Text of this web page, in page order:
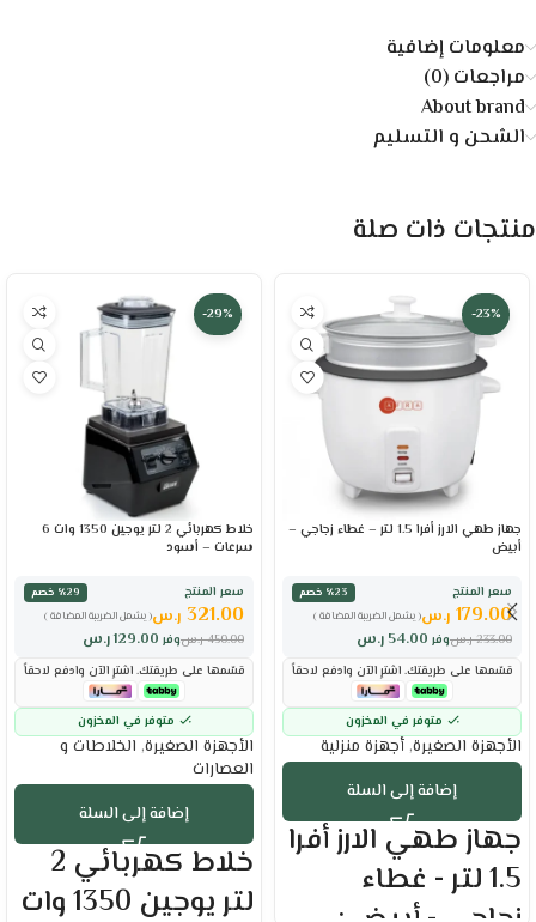
معلومات إضافية
مراجعات (0)
About brand
الشحن و التسليم
منتجات ذات صلة
-23%
جهاز طهي الارز أفرا 1.5 لتر – غطاء زجاجي –
أبيض
سعر المنتج
٪23 خصم
( يشمل الضريبة المضافة )
179.00 ر.س
وفر 54.00 ر.س 233.00 ر.س
قسّمها على طريقتك. اشترِ الآن وادفع لاحقاً
متوفر في المخزون
الأجهزة الصغيرة, أجهزة منزلية
إضافة إلى السلة
جهاز طهي الارز أفرا
1.5 لتر - غطاء
-29%
خلاط كهربائي 2 لتر يوجين 1350 وات 6
سرعات – أسود
سعر المنتج
٪29 خصم
( يشمل الضريبة المضافة )
321.00 ر.س
وفر 129.00ر.س 450.00 ر.س
قسّمها على طريقتك. اشترِ الآن وادفع لاحقاً
متوفر في المخزون
الأجهزة الصغيرة, الخلاطات و
العصارات
إضافة إلى السلة
خلاط كهربائي 2
لتر يوجين 1350 وات